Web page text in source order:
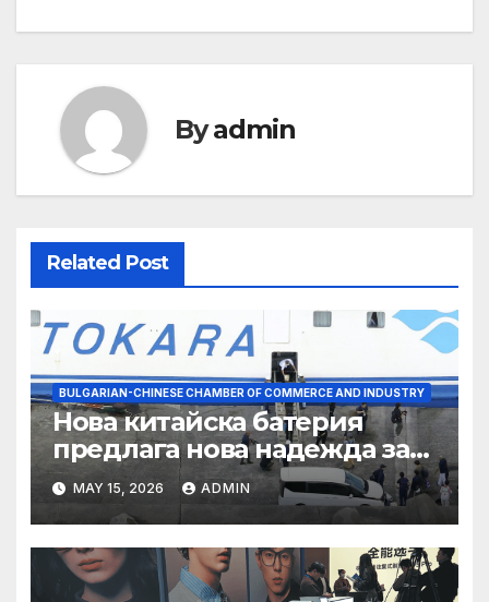
Byadmin
Related Post
BULGARIAN-CHINESE CHAMBER OF COMMERCE AND INDUSTRY
Нова китайска батерия
предлага нова надежда за
съхранение на водород
MAY 15, 2026 ADMIN